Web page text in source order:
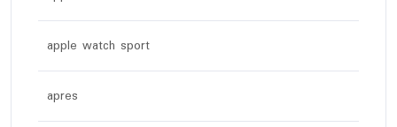
apple watch sport
apres